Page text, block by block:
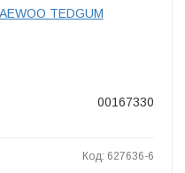
TEDGUM
00167330
Код: 627636-6